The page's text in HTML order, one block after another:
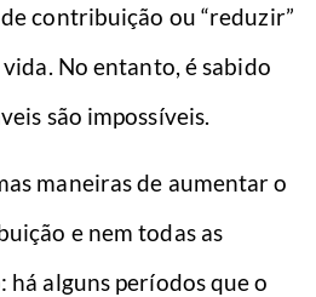
contribuição ou “reduzir”
No entanto, é sabido
são impossíveis.
maneiras de aumentar o
e nem todas as
há alguns períodos que o